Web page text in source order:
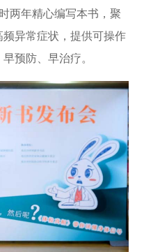
两年精心编写本书，聚
频异常症状，提供可操作
预防、早治疗。